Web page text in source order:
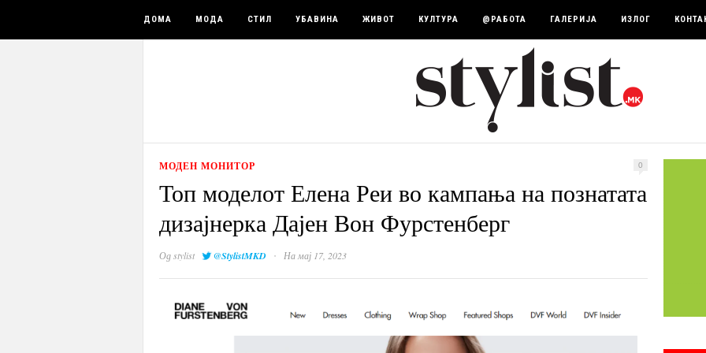
ДОМА МОДА СТИЛ УБАВИНА ЖИВОТ КУЛТУРА @РАБОТА ГАЛЕРИЈА ИЗЛОГ
МОДЕН МОНИТОР 0
Топ моделот Елена Реи во кампања на познатата
дизајнерка Дајен Вон Фурстенберг
Одstylist @StylistMKD · На мај 17, 2023